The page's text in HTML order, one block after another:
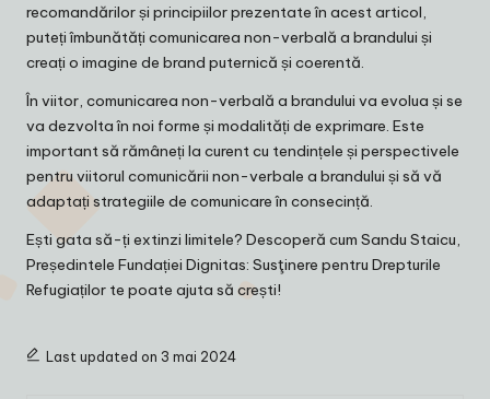
recomandărilor și principiilor prezentate în acest articol,
puteți îmbunătăți comunicarea non-verbală a brandului și
creați o imagine de brand puternică și coerentă.
În viitor, comunicarea non-verbală a brandului va evolua și se
va dezvolta în noi forme și modalități de exprimare. Este
important să rămâneți la curent cu tendințele și perspectivele
pentru viitorul comunicării non-verbale a brandului și să vă
adaptați strategiile de comunicare în consecință.
Ești gata să-ți extinzi limitele? Descoperă cum Sandu Staicu,
Președintele Fundației Dignitas: Susţinere pentru Drepturile
Refugiaților te poate ajuta să crești!
Last updated on 3 mai 2024